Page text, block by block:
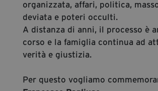
organizzata, affari, politica,
deviata e poteri occulti.
A distanza di anni, il processo è
corso e la famiglia continua ad
verità e giustizia.
Per questo vogliamo